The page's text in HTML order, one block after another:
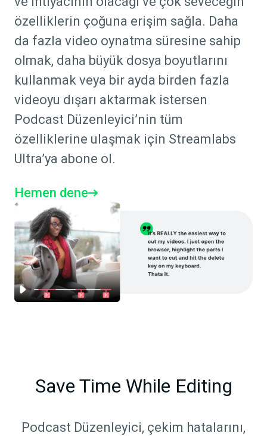
özelliklerin çoğuna erişim sağla. Daha
da fazla video oynatma süresine sahip
olmak, daha büyük dosya boyutlarını
kullanmak veya bir ayda birden fazla
videoyu dışarı aktarmak istersen
Podcast Düzenleyici’nin tüm
özelliklerine ulaşmak için Streamlabs
Ultra’ya abone ol.
Hemen dene
Save Time While Editing
Podcast Düzenleyici, çekim hatalarını,